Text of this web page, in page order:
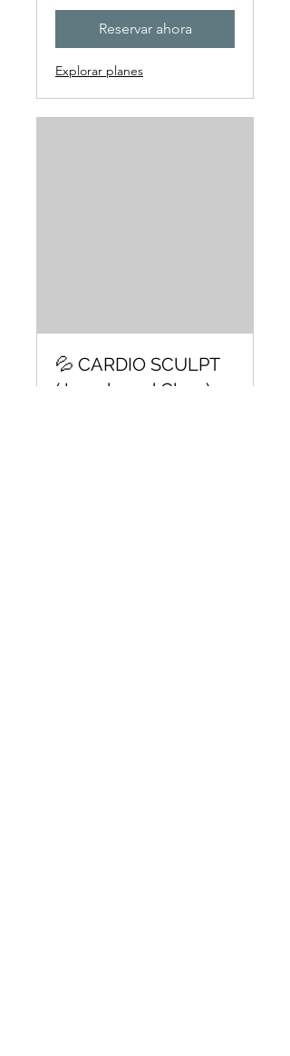
Reservar ahora
Explorar planes
💦 CARDIO SCULPT
(Jumpboard Class)